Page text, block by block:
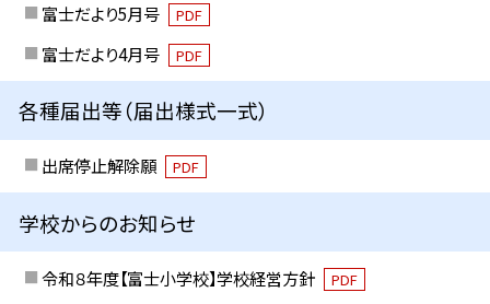
富士だより5月号
PDF
富士だより4月号 PDF
各種届出等（届出様式一式）
出席停止解除願 PDF
学校からのお知らせ
令和８年度【富士小学校】学校経営方針 PDF